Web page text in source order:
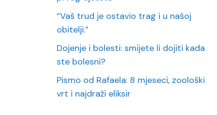
“Vaš trud je ostavio trag i u našoj
obitelji.”
Dojenje i bolesti: smijete li dojiti kada
ste bolesni?
Pismo od Rafaela: 8 mjeseci, zoološki
vrt i najdraži eliksir